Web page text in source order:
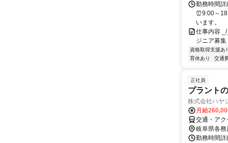
勤務時間
⏰9:00～
います。
仕事内容
ジニア募
資格取得支援あ
育休あり
交通
正社員
プラント
株式会社ハヤ
月給
交通・ア
岐阜県各務
勤務時間